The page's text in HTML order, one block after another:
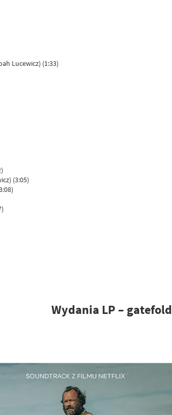
Lucewicz) (1:33)
(3:05)
Wydania LP – gatefold